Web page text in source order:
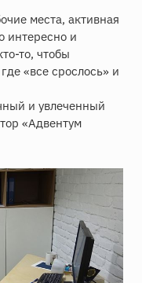
места, активная
интересно и
то, чтобы
«все срослось» и
и увлеченный
«Адвентум